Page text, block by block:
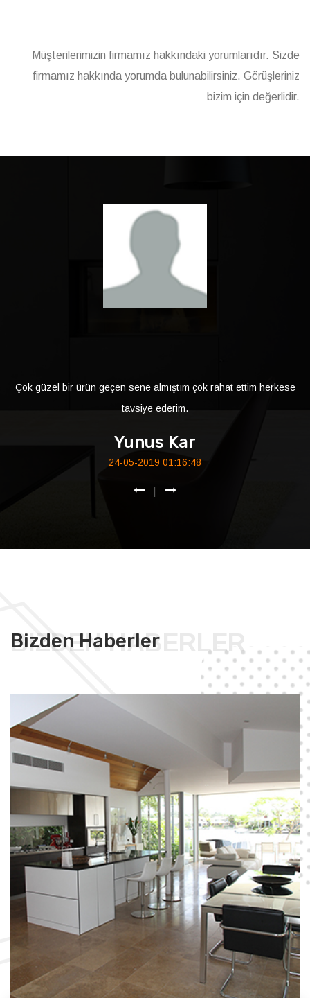
Müşterilerimizin firmamız hakkındaki yorumlarıdır. Sizde
firmamız hakkında yorumda bulunabilirsiniz. Görüşleriniz
bizim için değerlidir.
Çok güzel bir ürün geçen sene almıştım çok rahat ettim herkese
tavsiye ederim.
Yunus Kar
24-05-2019 01:16:48
BIZDEN HABERLER
Bizden Haberler